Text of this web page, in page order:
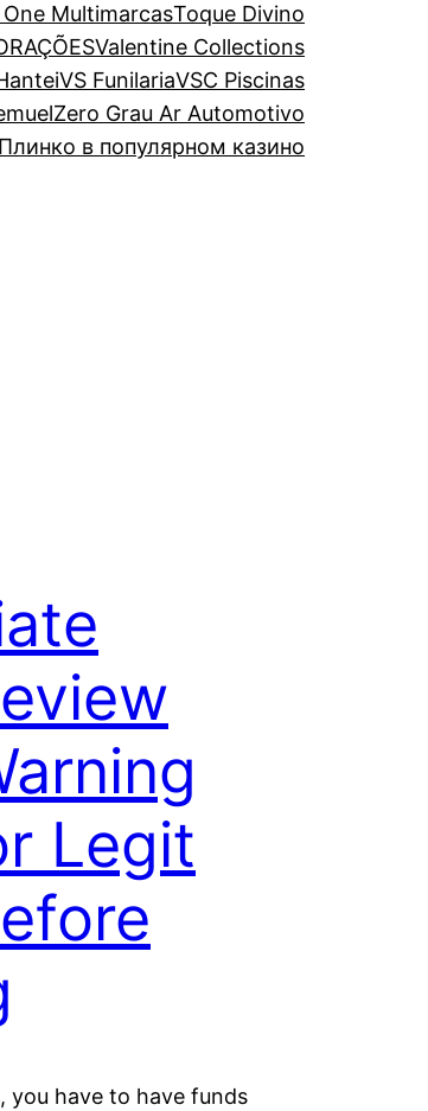
MultimarcasToque Divino
Valentine Collections
VS FunilariaVSC Piscinas
Zero Grau Ar Automotivo
в популярном казино
Legit
you have to have funds